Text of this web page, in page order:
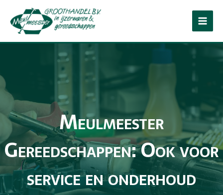
naar
inhoud
Meulmeester
Gereedschappen: Ook voor
service en onderhoud